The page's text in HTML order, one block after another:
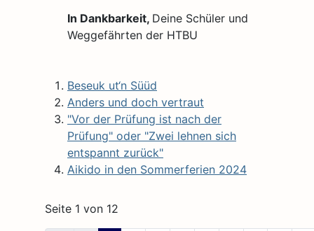
In Dankbarkeit, Deine Schüler und
Weggefährten der HTBU
Beseuk ut‘n Süüd
Anders und doch vertraut
"Vor der Prüfung ist nach der
Prüfung" oder "Zwei lehnen sich
entspannt zurück"
Aikido in den Sommerferien 2024
Seite 1 von 12